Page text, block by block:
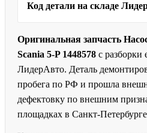
Код детали на складе
Оригинальная запчасть
Scania 5-P 1448578 с разборки
ЛидерАвто. Деталь
пробега по РФ и прошла
дефектовку по внешним
площадках в Санкт-